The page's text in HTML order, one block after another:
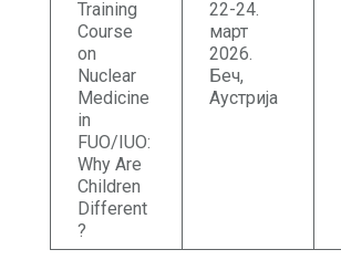
Training
Course
on
Nuclear
Medicine
in
FUO/IUO:
Why Are
Children
Different
?
22-24.
март
2026.
Беч,
Аустрија